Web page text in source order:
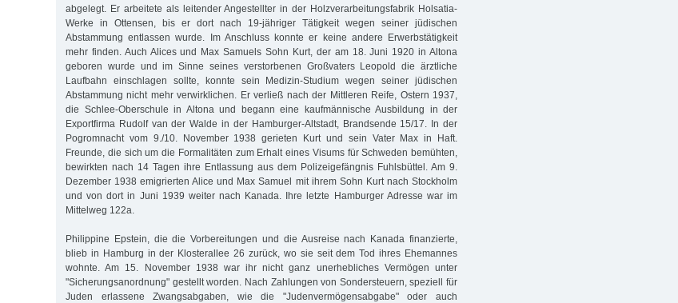
abgelegt. Er arbeitete als leitender Angestellter in der Holzverarbeitungsfabrik Holsatia-
Werke in Ottensen, bis er dort nach 19-jähriger Tätigkeit wegen seiner jüdischen
Abstammung entlassen wurde. Im Anschluss konnte er keine andere Erwerbstätigkeit
mehr finden. Auch Alices und Max Samuels Sohn Kurt, der am 18. Juni 1920 in Altona
geboren wurde und im Sinne seines verstorbenen Großvaters Leopold die ärztliche
Laufbahn einschlagen sollte, konnte sein Medizin-Studium wegen seiner jüdischen
Abstammung nicht mehr verwirklichen. Er verließ nach der Mittleren Reife, Ostern 1937,
die Schlee-Oberschule in Altona und begann eine kaufmännische Ausbildung in der
Exportfirma Rudolf van der Walde in der Hamburger-Altstadt, Brandsende 15/17. In der
Pogromnacht vom 9./10. November 1938 gerieten Kurt und sein Vater Max in Haft.
Freunde, die sich um die Formalitäten zum Erhalt eines Visums für Schweden bemühten,
bewirkten nach 14 Tagen ihre Entlassung aus dem Polizeigefängnis Fuhlsbüttel. Am 9.
Dezember 1938 emigrierten Alice und Max Samuel mit ihrem Sohn Kurt nach Stockholm
und von dort in Juni 1939 weiter nach Kanada. Ihre letzte Hamburger Adresse war im
Mittelweg 122a.
Philippine Epstein, die die Vorbereitungen und die Ausreise nach Kanada finanzierte,
blieb in Hamburg in der Klosterallee 26 zurück, wo sie seit dem Tod ihres Ehemannes
wohnte. Am 15. November 1938 war ihr nicht ganz unerhebliches Vermögen unter
"Sicherungsanordnung" gestellt worden. Nach Zahlungen von Sondersteuern, speziell für
Juden erlassene Zwangsabgaben, wie die "Judenvermögensabgabe" oder auch